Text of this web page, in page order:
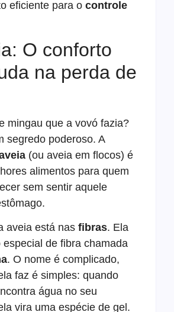
eficiente para o controle
O conforto
na perda de
mingau que a vovó fazia?
segredo poderoso. A
(ou aveia em flocos) é
alimentos para quem
sem sentir aquele
aveia está nas fibras. Ela
especial de fibra chamada
. O nome é complicado,
faz é simples: quando
água no seu
vira uma espécie de gel.